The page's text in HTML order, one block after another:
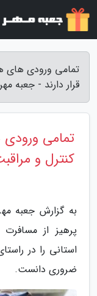
تمامی ورودی های
قرار دارند - جعبه مهر
تمامی
کنترل و
به گزارش جعبه
پرهیز از
استانی را در
ضروری دانست.